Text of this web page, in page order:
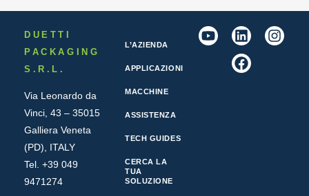
DUETTI
PACKAGING
S.R.L.
Via Leonardo da
Vinci, 43 – 35015
Galliera Veneta
(PD), ITALY
Tel. +39 049
9471274
L’AZIENDA
APPLICAZIONI
MACCHINE
ASSISTENZA
TECH GUIDES
CERCA LA
TUA
SOLUZIONE